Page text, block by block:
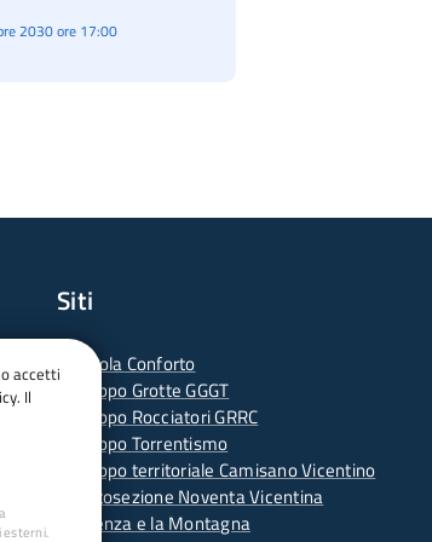
2030 ore 17:00
Siti
-
Scuola Conforto
ruppo Grotte GGGT
Gruppo Rocciatori GRRC
Gruppo Torrentismo
Gruppo territoriale Camisano Vicentino
Sottosezione Noventa Vicentina
Vicenza e la Montagna
accetti
Il
esterni.